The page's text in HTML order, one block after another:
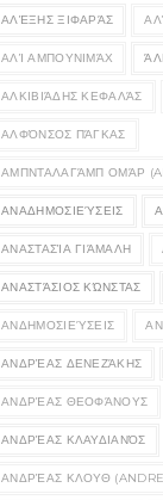
ΑΛΈΞΗΣ ΞΙΦΑΡΆΣ
ΑΛΊ ΑΜΠΟΥΝΙΜΆΧ
ΑΛΚΙΒΙΆΔΗΣ ΚΕΦΑΛΆΣ
ΑΛΦΌΝΣΟΣ ΠΆΓΚΑΣ
ΑΜΠΝΤΑΛΑΓΆΜΠ ΟΜΆΡ
ΑΝΑΔΗΜΟΣΙΕΎΣΕΙΣ
ΑΝΑΣΤΑΣΊΑ ΓΙΆΜΑΛΗ
ΑΝΑΣΤΆΣΙΟΣ ΚΏΝΣΤΑΣ
ΑΝΔΗΜΟΣΙΕΎΣΕΙΣ
ΑΝΔΡΈΑΣ ΔΕΝΕΖΆΚΗΣ
ΑΝΔΡΈΑΣ ΘΕΟΦΆΝΟΥΣ
ΑΝΔΡΈΑΣ ΚΛΑΥΔΙΑΝΌΣ
ΑΝΔΡΈΑΣ ΚΛΟΥΘ